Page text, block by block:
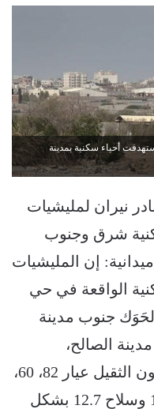
أحياء سكنية بمدينة
نيران لمليشيات
شرق وجنوب
إن المليشيات
الواقعة في حي
جنوب مدينة
الصالح،
مستخدمة قذائف مدفعية الهاون الثقيل عيار 82، 60،
والأسلحة المتوسطة عيار 14.5 وسلاح 12.7 بشكل